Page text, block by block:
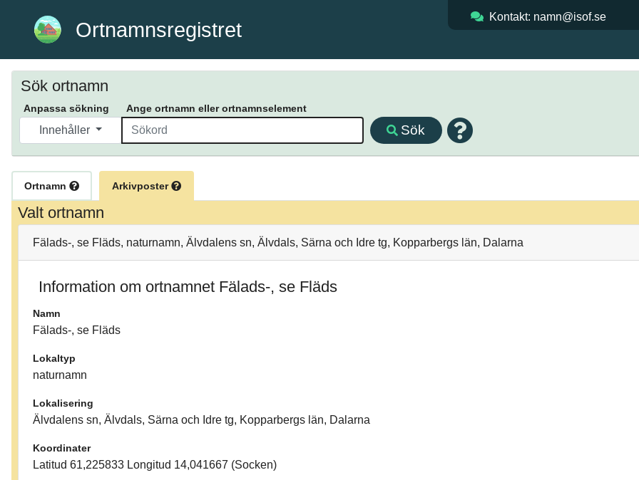
Ortnamnsregistret
Kontakt: namn@isof.se
Sök ortnamn
Anpassa sökning Ange ortnamn eller ortnamnselement
Innehåller Sök
Ortnamn Arkivposter
Valt ortnamn
Fälads-, se Fläds, naturnamn, Älvdalens sn, Älvdals, Särna och Idre tg, Kopparbergs län, Dalarna
Information om ortnamnet Fälads-, se Fläds
Namn
Fälads-, se Fläds
Lokaltyp
naturnamn
Lokalisering
Älvdalens sn, Älvdals, Särna och Idre tg, Kopparbergs län, Dalarna
Koordinater
Latitud 61,225833 Longitud 14,041667 (Socken)